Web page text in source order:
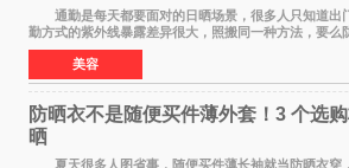
通勤是每天都要面对的日晒场景，很多人只知道出
勤方式的紫外线暴露差异很大，照搬同一种方法，要么
根据出行方式调整防晒策略，才是既省心又
美容
防晒衣不是随便买件薄外套！3 个选
晒
夏天很多人图省事，随便买件薄长袖就当防晒衣穿